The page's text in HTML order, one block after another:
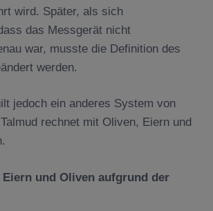
wird. Später, als sich
das Messgerät nicht
war, musste die Definition des
werden.
jedoch ein anderes System von
rechnet mit Oliven, Eiern und
und Oliven aufgrund der